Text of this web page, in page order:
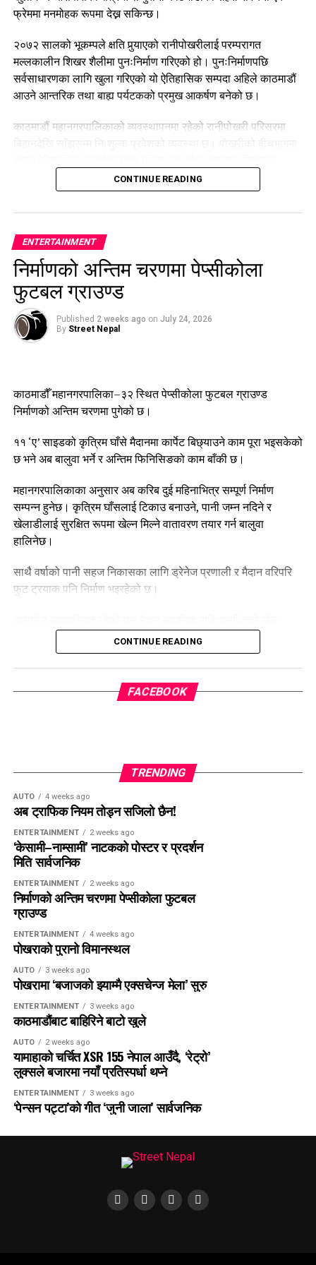
फ्रेममा मनमोहक रूपमा देख्न सकिन्छ।
२०७२ सालको भूकम्पले क्षति पुर्‍याएको रानीपोखरीलाई परम्परागत
मल्लकालीन शिखर शैलीमा पुनःनिर्माण गरिएको हो। पुनःनिर्माणपछि
सर्वसाधारणका लागि खुला गरिएको यो ऐतिहासिक सम्पदा अहिले काठमाडौं
आउने आन्तरिक तथा बाह्य पर्यटकको प्रमुख आकर्षण बनेको छ।
काठमाडौं महानगरपालिकाको व्यवस्थापनमा रहेको रानीपोखरी परिसरमा
भाइटीकाका दिन मात्र दर्शन तथा पूजाआजाका लागि खुला गरिन्छ।
सांस्कृतिक महत्व बोकेको यो सम्पदा काठमाडौं उपत्यकाको प्रमुख पर्यटकीय
गन्तव्यका रूपमा स्थापित हुँदै गएको छ।
CONTINUE READING
ENTERTAINMENT
निर्माणको अन्तिम चरणमा पेप्सीकोला
फुटबल ग्राउण्ड
Published 2 weeks ago on July 24, 2026
By Street Nepal
काठमाडौँ महानगरपालिका–३२ स्थित पेप्सीकोला फुटबल ग्राउण्ड
निर्माणको अन्तिम चरणमा पुगेको छ।
११ ‘ए’ साइडको कृत्रिम घाँसे मैदानमा कार्पेट बिछ्याउने काम पूरा भइसकेको
छ भने अब बालुवा भर्ने र अन्तिम फिनिसिङको काम बाँकी छ।
महानगरपालिकाका अनुसार अब करिब दुई महिनाभित्र सम्पूर्ण निर्माण
सम्पन्न हुनेछ। कृत्रिम घाँसलाई टिकाउ बनाउने, पानी जम्न नदिने र
खेलाडीलाई सुरक्षित रूपमा खेल्न मिल्ने वातावरण तयार गर्न बालुवा
हालिनेछ।
साथै वर्षाको पानी सहज निकासका लागि ड्रेनेज प्रणाली र मैदान वरिपरि
फुट ट्रयाक पनि निर्माण भइरहेको छ।
मैदानमा रूपान्तरण हुँदैछ।
निर्माण सम्पन्न भएपछि स्थानीय खेलाडी, क्लब र फुटबल प्रतियोगिताका
लागि यो मैदान महत्वपूर्ण पूर्वाधार बन्ने अपेक्षा गरिएको छ।
CONTINUE READING
FACEBOOK
TRENDING
AUTO 4 weeks ago
अब ट्राफिक नियम तोड्न सजिलो छैन!
ENTERTAINMENT 2 weeks ago
‘केसामी–नाम्सामी’ नाटकको पोस्टर र प्रदर्शन
मिति सार्वजनिक
ENTERTAINMENT 2 weeks ago
निर्माणको अन्तिम चरणमा पेप्सीकोला फुटबल
ग्राउण्ड
ENTERTAINMENT 4 weeks ago
पोखराको पुरानो विमानस्थल
AUTO 3 weeks ago
पोखरामा ‘बजाजको झ्याम्मै एक्सचेन्ज मेला’ सुरु
ENTERTAINMENT 3 weeks ago
काठमाडौंबाट बाहिरिने बाटो खुले
AUTO 2 weeks ago
यामाहाको चर्चित XSR 155 नेपाल आउँदै, ‘रेट्रो’
लुक्सले बजारमा नयाँ प्रतिस्पर्धा थप्ने
ENTERTAINMENT 3 weeks ago
‘पेन्सन पट्टा’को गीत ‘जुनी जाला’ सार्वजनिक